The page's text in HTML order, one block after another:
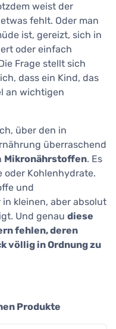
weist der
fehlt. Oder man
ist, gereizt, sich in
oder einfach
Frage stellt sich
dass ein Kind, das
an wichtigen
über den in
überraschend
Mikronährstoffen. Es
oder Kohlenhydrate.
und
kleinen, aber absolut
Und genau diese
fehlen, deren
völlig in Ordnung zu
Produkte